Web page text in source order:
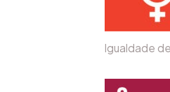
Igualdade